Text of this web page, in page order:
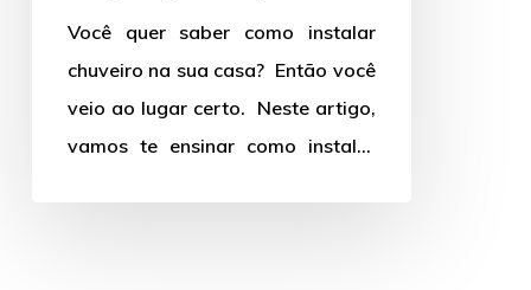
Você quer saber como instalar
chuveiro na sua casa? Então você
veio ao lugar certo. Neste artigo,
vamos te ensinar como instalar